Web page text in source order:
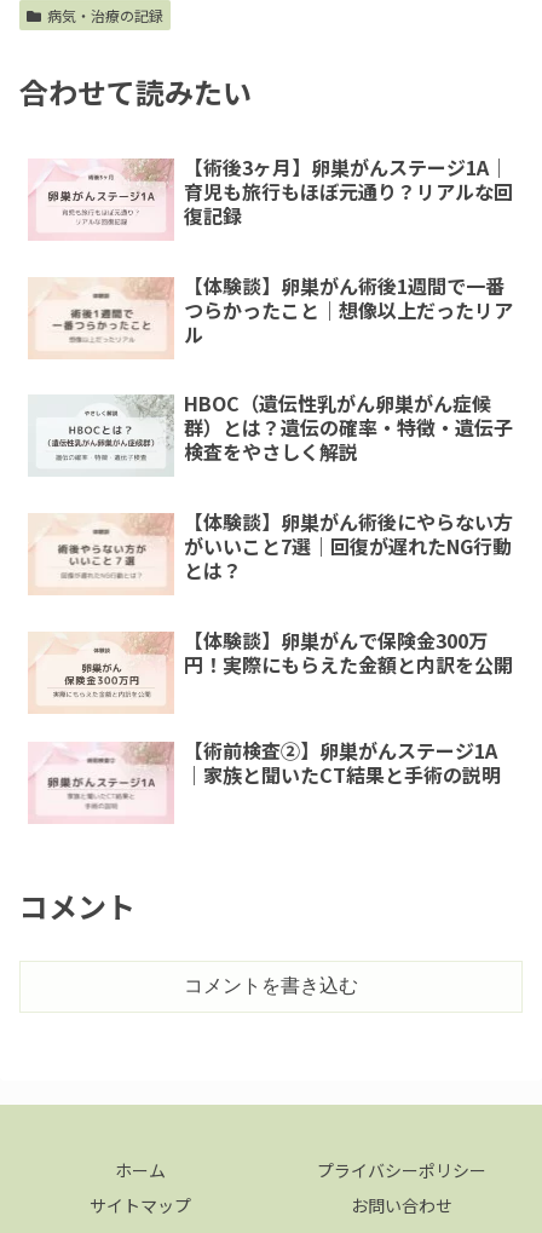
病気・治療の記録
合わせて読みたい
【術後3ヶ月】卵巣がんステージ1A｜
育児も旅行もほぼ元通り？リアルな回
復記録
【体験談】卵巣がん術後1週間で一番
つらかったこと｜想像以上だったリア
ル
HBOC（遺伝性乳がん卵巣がん症候
群）とは？遺伝の確率・特徴・遺伝子
検査をやさしく解説
【体験談】卵巣がん術後にやらない方
がいいこと7選｜回復が遅れたNG行動
とは？
【体験談】卵巣がんで保険金300万
円！実際にもらえた金額と内訳を公開
【術前検査②】卵巣がんステージ1A
｜家族と聞いたCT結果と手術の説明
コメント
コメントを書き込む
ホーム
プライバシーポリシー
サイトマップ
お問い合わせ